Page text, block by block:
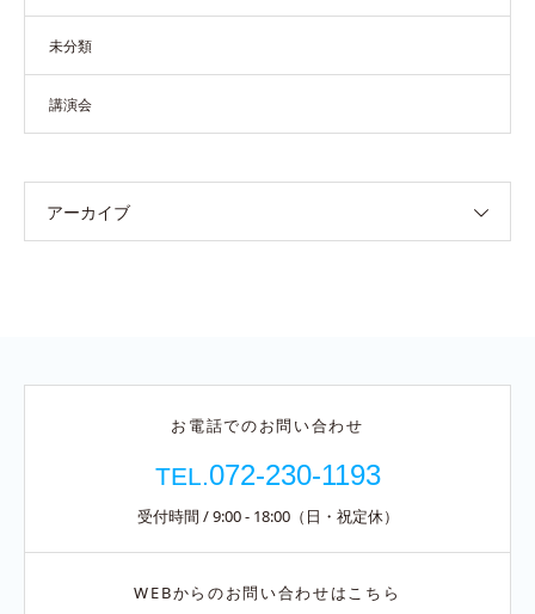
未分類
講演会
アーカイブ
お電話でのお問い合わせ
TEL.072-230-1193
受付時間 / 9:00 - 18:00（日・祝定休）
WEBからのお問い合わせはこちら